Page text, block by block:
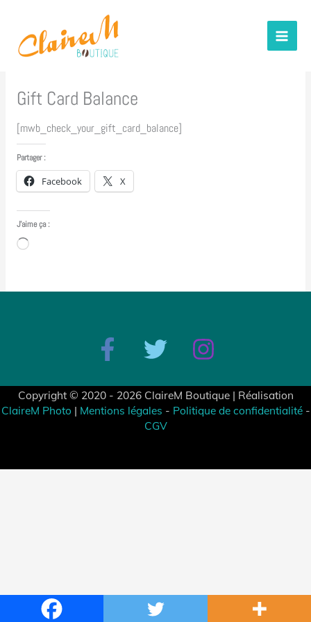
contenu
Gift Card Balance
[mwb_check_your_gift_card_balance]
Partager :
Facebook X
J’aime ça :
Chargement…
Copyright © 2020 - 2026 ClaireM Boutique | Réalisation
ClaireM Photo | Mentions légales - Politique de confidentialité-
CGV